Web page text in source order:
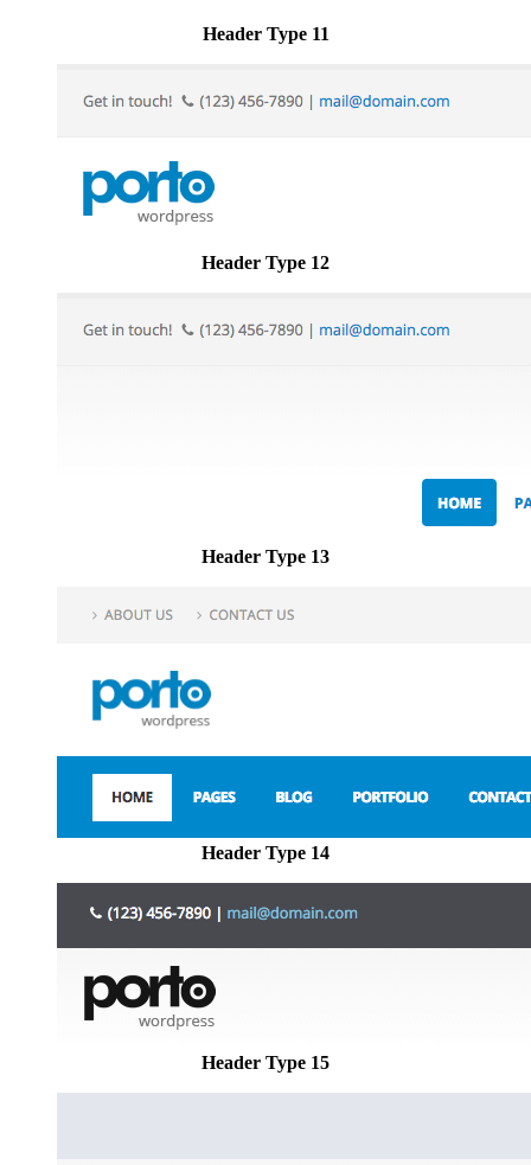
Header Type 11
Header Type 12
Header Type 13
Header Type 14
Header Type 15